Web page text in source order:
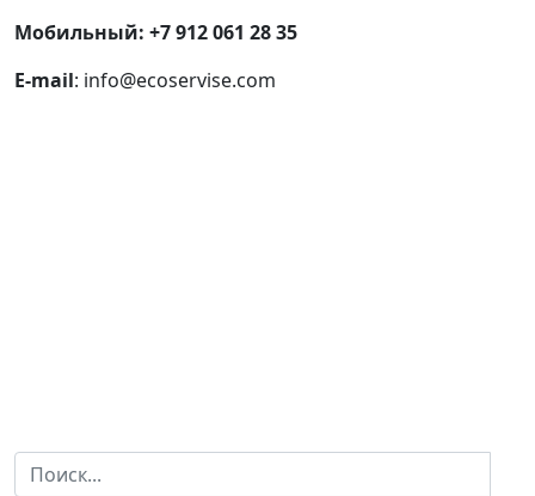
Мобильный: +7 912 061 28 35
E-mail: info@ecoservise.com